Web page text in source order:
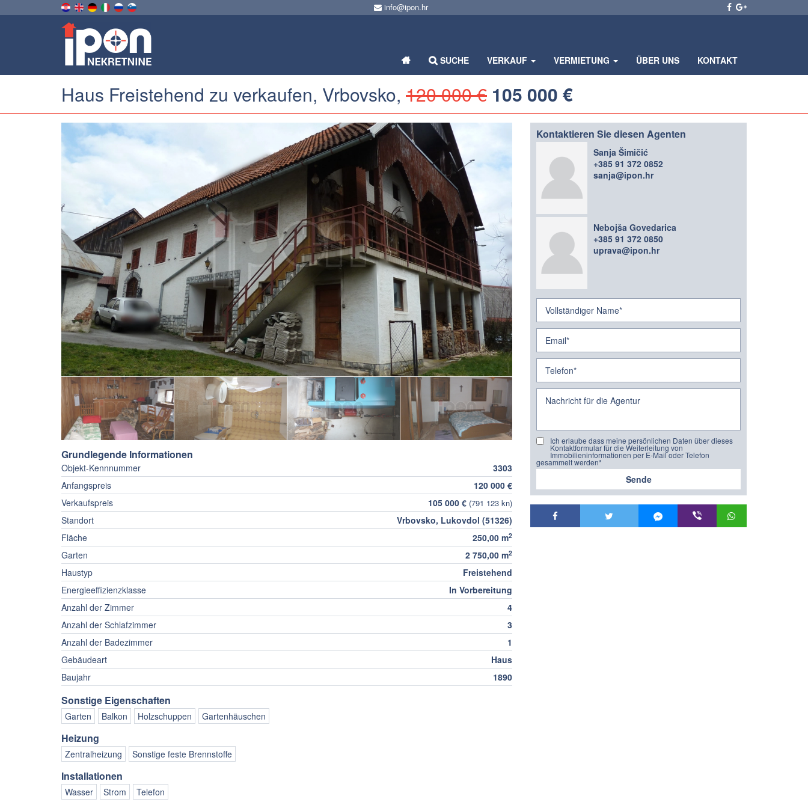
info@ipon.hr
SUCHE VERKAUF VERMIETUNG ÜBER UNS KONTAKT
Haus Freistehend zu verkaufen, Vrbovsko, 120 000 € 105 000 €
Grundlegende Informationen
Objekt-Kennnummer
3303
Anfangspreis
120 000 €
Verkaufspreis
105 000 € (791 123 kn)
Standort
Vrbovsko, Lukovdol (51326)
Fläche
250,00 m2
Garten 2 750,00 m2
Haustyp
Freistehend
Energieeffizienzklasse
In Vorbereitung
Anzahl der Zimmer
4
Anzahl der Schlafzimmer
3
Anzahl der Badezimmer
1
Gebäudeart
Haus
Baujahr
1890
Sonstige Eigenschaften
Garten Balkon Holzschuppen Gartenhäuschen
Heizung
Zentralheizung Sonstige feste Brennstoffe
Installationen
Wasser Strom Telefon
Kontaktieren Sie diesen Agenten
Sanja Šimičić
+385 91 372 0852
sanja@ipon.hr
Nebojša Govedarica
+385 91 372 0850
uprava@ipon.hr
Ich erlaube dass meine persönlichen Daten über dieses
Kontaktformular für die Weiterleitung von
Immobilieninformationen per E-Mail oder Telefon
gesammelt werden*
Sende